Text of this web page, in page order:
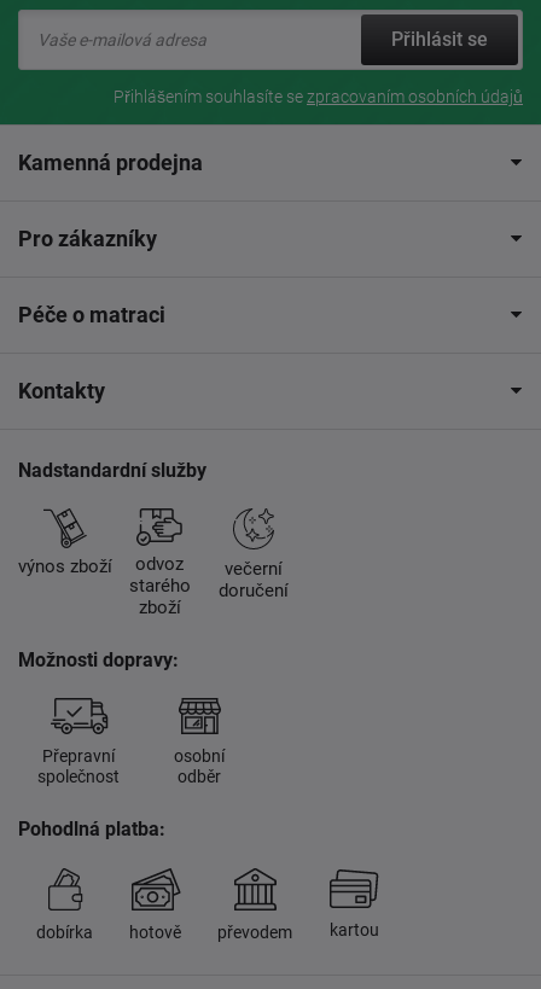
Přihlásit se
Přihlášením souhlasíte sezpracovaním osobních údajů
Kamenná prodejna
Pro zákazníky
Péče o matraci
Kontakty
Nadstandardní služby
výnos zboží
odvoz
starého
zboží
večerní
doručení
Možnosti dopravy:
Přepravní
společnost
osobní
odběr
Pohodlná platba:
dobírka hotově převodem kartou